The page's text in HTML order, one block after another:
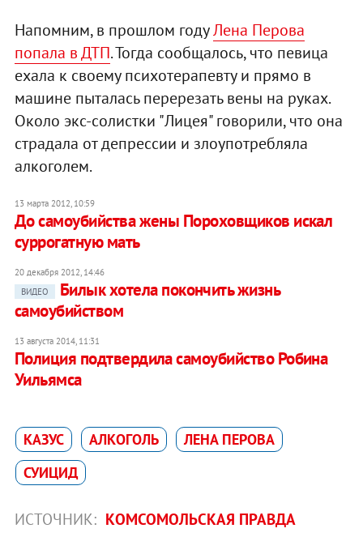
Напомним, в прошлом годуЛена Перова
попала в ДТП. Тогда сообщалось, что певица
ехала к своему психотерапевту и прямо в
машине пыталась перерезать вены на руках.
Около экс-солистки "Лицея" говорили, что она
страдала от депрессии и злоупотребляла
алкоголем.
13 марта 2012, 10:59
До самоубийства жены Пороховщиков искал
суррогатную мать
20 декабря 2012, 14:46
ВИДЕО
Билык хотела покончить жизнь
самоубийством
13 августа 2014, 11:31
Полиция подтвердила самоубийство Робина
Уильямса
КАЗУС АЛКОГОЛЬ
ЛЕНА ПЕРОВА
СУИЦИД
ИСТОЧНИК: КОМСОМОЛЬСКАЯ ПРАВДА